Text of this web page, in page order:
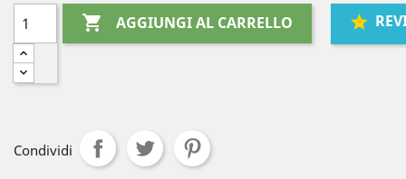
 AGGIUNGI AL CARRELLO
Condividi